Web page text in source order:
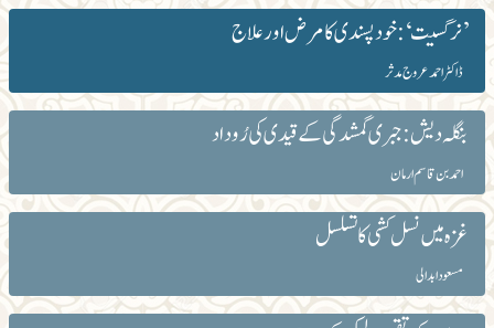
’نرگسیت‘: خود پسندی کا مرض اور علاج
ڈاکٹر احمد عروج مدثر
بنگلہ دیش: جبری گمشدگی کے قیدی کی رُوداد
احمد بن قاسم ارمان
غزہ میں نسل کشی کا تسلسل
مسعود ابدالی